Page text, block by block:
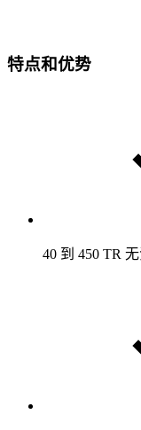
特点和优势
40 到 450 TR